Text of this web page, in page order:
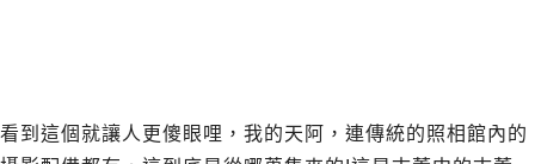
看到這個就讓人更傻眼哩，我的天阿，連傳統的照相館內的